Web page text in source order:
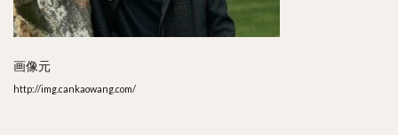
画像元
http://img.cankaowang.com/